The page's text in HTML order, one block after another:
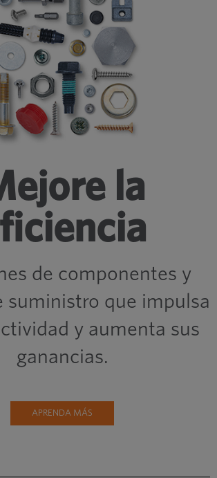
la
de componentes y
suministro que impulsa
y aumenta sus
ganancias.
APRENDA MÁS